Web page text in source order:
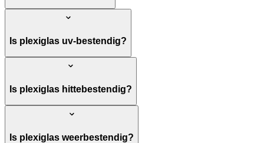
Is plexiglas uv-bestendig?
Is plexiglas hittebestendig?
Is plexiglas weerbestendig?